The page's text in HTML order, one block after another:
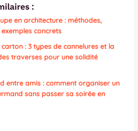
:
en architecture : méthodes,
concrets
carton : 3 types de cannelures et la
traverses pour une solidité
entre amis : comment organiser un
sans passer sa soirée en